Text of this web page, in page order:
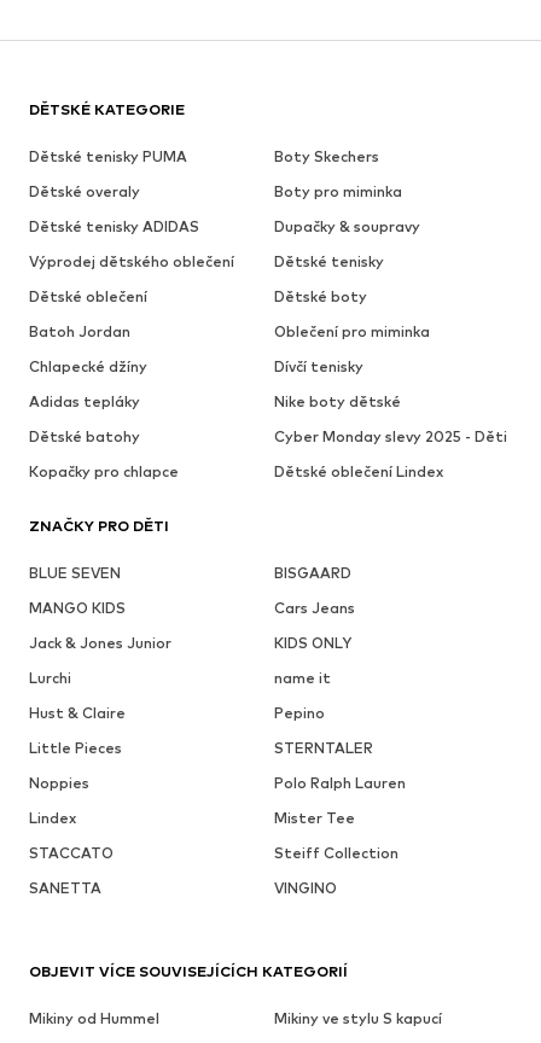
DĚTSKÉ KATEGORIE
Dětské tenisky PUMA
Boty Skechers
Dětské overaly
Boty pro miminka
Dětské tenisky ADIDAS
Dupačky & soupravy
Výprodej dětského oblečení
Dětské tenisky
Dětské oblečení
Dětské boty
Batoh Jordan
Oblečení pro miminka
Chlapecké džíny
Dívčí tenisky
Adidas tepláky
Nike boty dětské
Dětské batohy
Cyber Monday slevy 2025 - Děti
Kopačky pro chlapce
Dětské oblečení Lindex
ZNAČKY PRO DĚTI
BLUE SEVEN
BISGAARD
MANGO KIDS
Cars Jeans
Jack & Jones Junior
KIDS ONLY
Lurchi
name it
Hust & Claire
Pepino
Little Pieces
STERNTALER
Noppies
Polo Ralph Lauren
Lindex
Mister Tee
STACCATO
Steiff Collection
SANETTA
VINGINO
OBJEVIT VÍCE SOUVISEJÍCÍCH KATEGORIÍ
Mikiny od Hummel
Mikiny ve stylu S kapucí